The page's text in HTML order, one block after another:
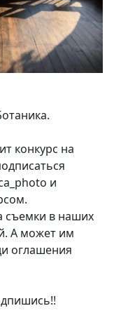
конкурс на
и
съемки в наших
А может им
оглашения